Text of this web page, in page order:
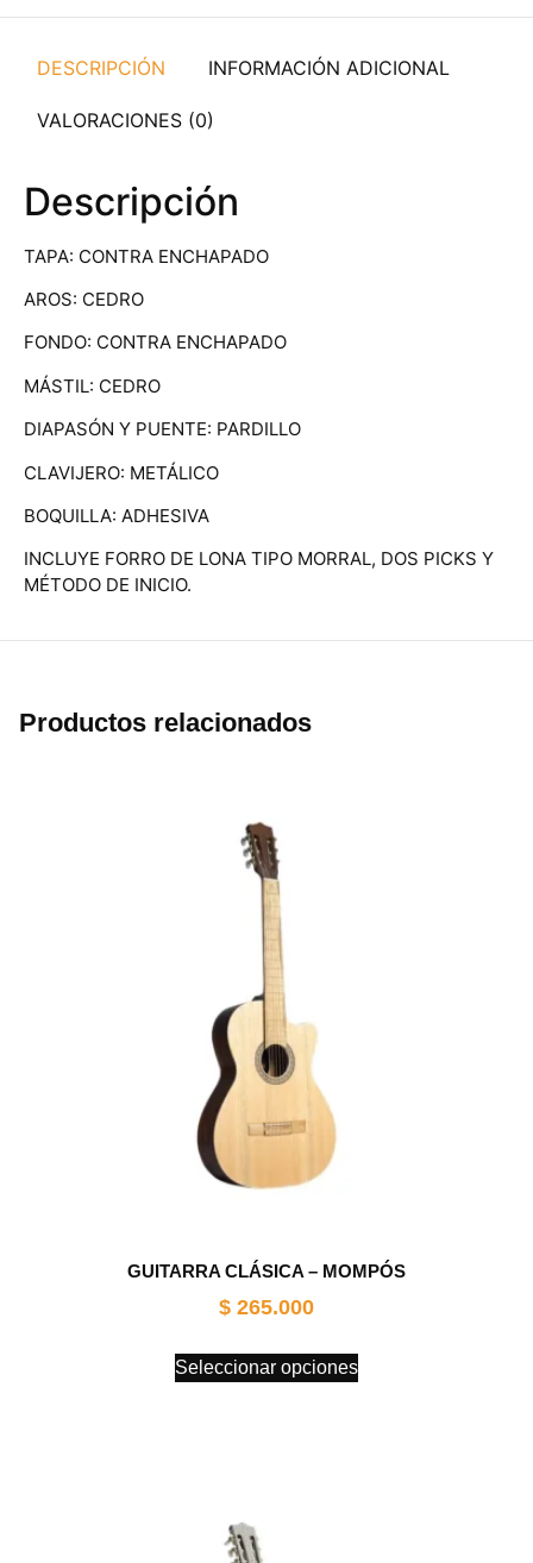
DESCRIPCIÓN INFORMACIÓN ADICIONAL
VALORACIONES (0)
Descripción
TAPA: CONTRA ENCHAPADO
AROS: CEDRO
FONDO: CONTRA ENCHAPADO
MÁSTIL: CEDRO
DIAPASÓN Y PUENTE: PARDILLO
CLAVIJERO: METÁLICO
BOQUILLA: ADHESIVA
INCLUYE FORRO DE LONA TIPO MORRAL, DOS PICKS Y
MÉTODO DE INICIO.
Productos relacionados
GUITARRA CLÁSICA – MOMPÓS
$ 265.000
Seleccionar opciones